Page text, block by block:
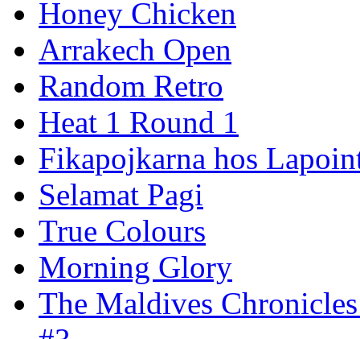
Honey Chicken
Arrakech Open
Random Retro
Heat 1 Round 1
Fikapojkarna hos
Selamat Pagi
True Colours
Morning Glory
The Maldives